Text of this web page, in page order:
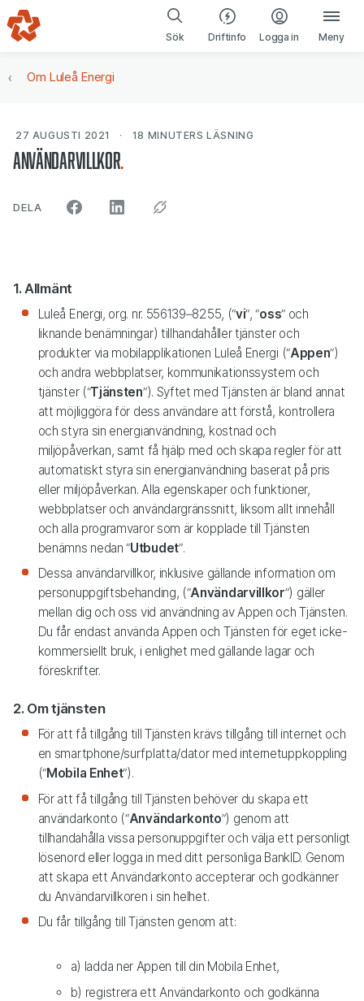
Gå till navigering
Gå till innehåll
Sök Driftinfo Logga in(öppnas i ny
Meny
Om Luleå Energi
27 AUGUSTI 2021 18 MINUTERS LÄSNING
Användarvillkor
DELA ARTIKELN PÅ SOCIALA MEDIER"
1. Allmänt
Luleå Energi, org. nr. 556139–8255, (“vi”, “oss” och
liknande benämningar) tillhandahåller tjänster och
produkter via mobilapplikationen Luleå Energi (“Appen”)
och andra webbplatser, kommunikationssystem och
tjänster (“Tjänsten”). Syftet med Tjänsten är bland annat
att möjliggöra för dess användare att förstå, kontrollera
och styra sin energianvändning, kostnad och
miljöpåverkan, samt få hjälp med och skapa regler för att
automatiskt styra sin energianvändning baserat på pris
eller miljöpåverkan. Alla egenskaper och funktioner,
webbplatser och användargränssnitt, liksom allt innehåll
och alla programvaror som är kopplade till Tjänsten
benämns nedan “Utbudet”.
Dessa användarvillkor, inklusive gällande information om
personuppgiftsbehanding, (“Användarvillkor”) gäller
mellan dig och oss vid användning av Appen och Tjänsten.
Du får endast använda Appen och Tjänsten för eget icke-
kommersiellt bruk, i enlighet med gällande lagar och
föreskrifter.
2. Om tjänsten
För att få tillgång till Tjänsten krävs tillgång till internet och
en smartphone/surfplatta/dator med internetuppkoppling
(“Mobila Enhet”).
För att få tillgång till Tjänsten behöver du skapa ett
användarkonto (“Användarkonto”) genom att
tillhandahålla vissa personuppgifter och välja ett personligt
lösenord eller logga in med ditt personliga BankID. Genom
att skapa ett Användarkonto accepterar och godkänner
du Användarvillkoren i sin helhet.
Du får tillgång till Tjänsten genom att:
a) ladda ner Appen till din Mobila Enhet,
b) registrera ett Användarkonto och godkänna